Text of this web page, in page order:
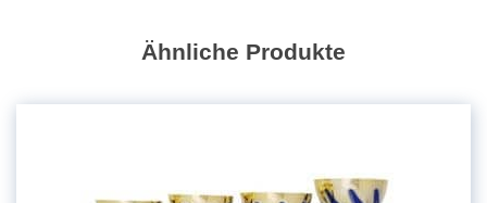
Ähnliche Produkte